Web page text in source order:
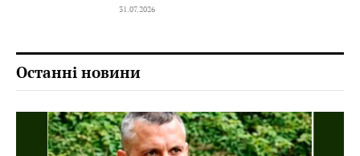
31.07.2026
Останні новини